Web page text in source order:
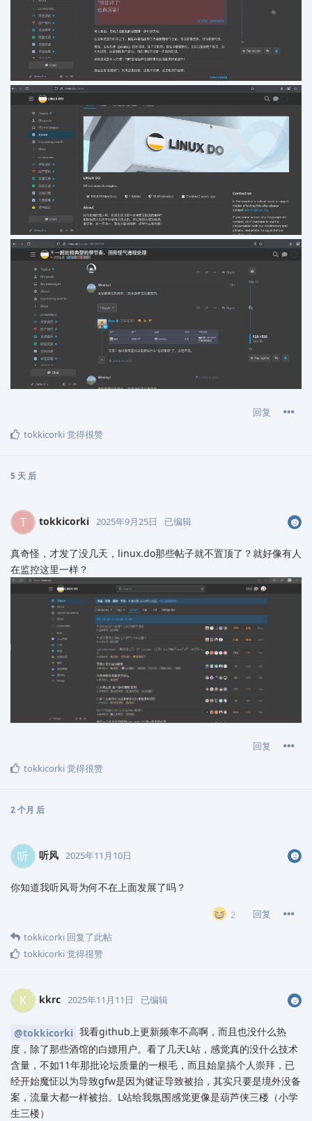
回复
tokkicorki觉得很赞
5 天 后
T tokkicorki 2025年9月25日 已编辑
真奇怪，才发了没几天，linux.do那些帖子就不置顶了？就好像有人
在监控这里一样？
回复
tokkicorki觉得很赞
2 个月 后
听 听风 2025年11月10日
你知道我听风哥为何不在上面发展了吗？
2
回复
tokkicorki 回复了此帖
tokkicorki觉得很赞
K kkrc 2025年11月11日 已编辑
@tokkicorki 我看github上更新频率不高啊，而且也没什么热
度，除了那些酒馆的白嫖用户。看了几天L站，感觉真的没什么技术
含量，不如11年那批论坛质量的一根毛，而且始皇搞个人崇拜，已
经开始魔怔以为导致gfw是因为健证导致被抬，其实只要是境外没备
案，流量大都一样被抬。L站给我氛围感觉更像是葫芦侠三楼（小学
生三楼）